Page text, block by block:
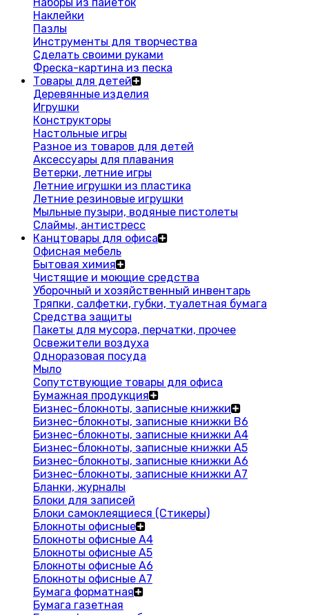
Наклейки
Пазлы
Инструменты для творчества
Сделать своими руками
Фреска-картина из песка
Товары для детей
Деревянные изделия
Игрушки
Конструкторы
Настольные игры
Разное из товаров для детей
Аксессуары для плавания
Ветерки, летние игры
Летние игрушки из пластика
Летние резиновые игрушки
Мыльные пузыри, водяные пистолеты
Слаймы, антистресс
Канцтовары для офиса
Офисная мебель
Бытовая химия
Чистящие и моющие средства
Уборочный и хозяйственный инвентарь
Тряпки, салфетки, губки, туалетная бумага
Средства защиты
Пакеты для мусора, перчатки, прочее
Освежители воздуха
Одноразовая посуда
Мыло
Сопутствующие товары для офиса
Бумажная продукция
Бизнес-блокноты, записные книжки
Бизнес-блокноты, записные книжки В6
Бизнес-блокноты, записные книжки A4
Бизнес-блокноты, записные книжки А5
Бизнес-блокноты, записные книжки А6
Бизнес-блокноты, записные книжки А7
Бланки, журналы
Блоки для записей
Блоки самоклеящиеся (Стикеры)
Блокноты офисные
Блокноты офисные A4
Блокноты офисные A5
Блокноты офисные A6
Блокноты офисные A7
Бумага форматная
Бумага газетная